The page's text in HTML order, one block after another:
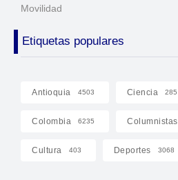
Movilidad
Etiquetas populares
Antioquia 4503 Ciencia 285
Colombia 6235 Columnistas
Cultura 403 Deportes 3068